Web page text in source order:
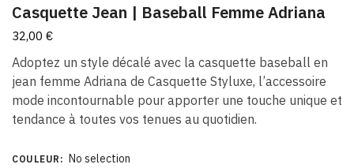
Casquette Jean | Baseball Femme Adriana
32,00 €
Adoptez un style décalé avec la casquette baseball en
jean femme Adriana de Casquette Styluxe, l’accessoire
mode incontournable pour apporter une touche unique et
tendance à toutes vos tenues au quotidien.
COULEUR : No selection